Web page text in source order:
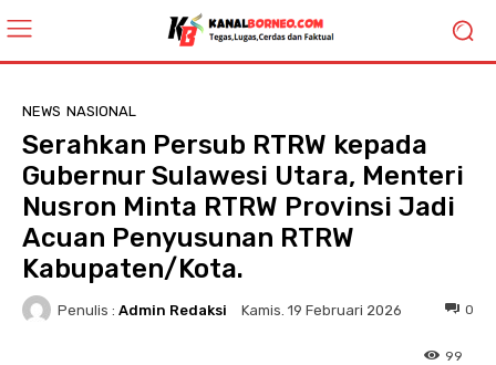
NEWS NASIONAL
Serahkan Persub RTRW kepada
Gubernur Sulawesi Utara, Menteri
Nusron Minta RTRW Provinsi Jadi
Acuan Penyusunan RTRW
Kabupaten/Kota.
Penulis : Admin Redaksi Kamis. 19 Februari 2026 0
99